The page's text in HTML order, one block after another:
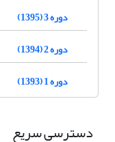
دوره 3 (1395)
دوره 2 (1394)
دوره 1 (1393)
دسترسی سریع